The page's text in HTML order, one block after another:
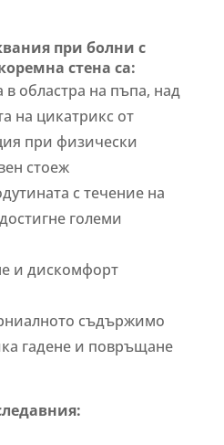
при болни с
стена са:
в областрa на пъпа, над
на цикатрикс от
при физически
стоеж
с течение на
големи
и дискомфорт
съдържимо
гадене и повръщане